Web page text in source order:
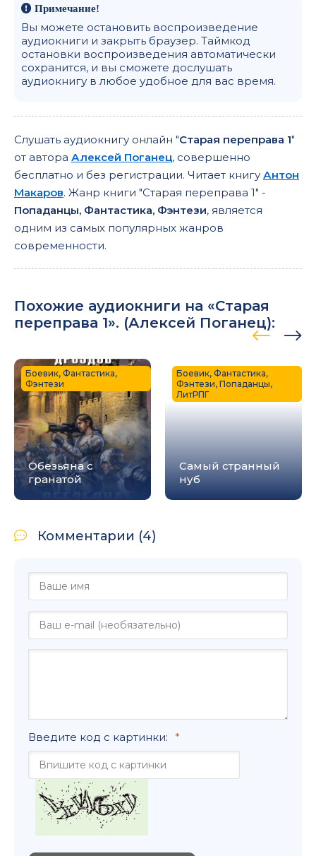
Примечание!
Вы можете остановить воспроизведение
аудиокниги и закрыть браузер. Таймкод
остановки воспроизведения автоматически
сохранится, и вы сможете дослушать
аудиокнигу в любое удобное для вас время.
Слушать аудиокнигу онлайн "Старая переправа 1"
от автора Алексей Поганец, совершенно
бесплатно и без регистрации. Читает книгу Антон
Макаров. Жанр книги "Старая переправа 1" -
Попаданцы, Фантастика, Фэнтези, является
одним из самых популярных жанров
современности.
Похожие аудиокниги на «Старая
переправа 1». (Алексей Поганец):
Обезьяна с
гранатой
Боевик, Фантастика,
Фэнтези
Самый странный
нуб
Боевик, Фантастика,
Фэнтези, Попаданцы,
ЛитРПГ
Комментарии (4)
Введите код с картинки: